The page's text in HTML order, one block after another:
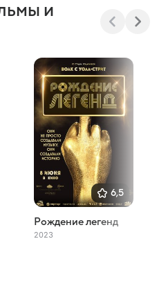
и
6,5
Рождение легенд
2023